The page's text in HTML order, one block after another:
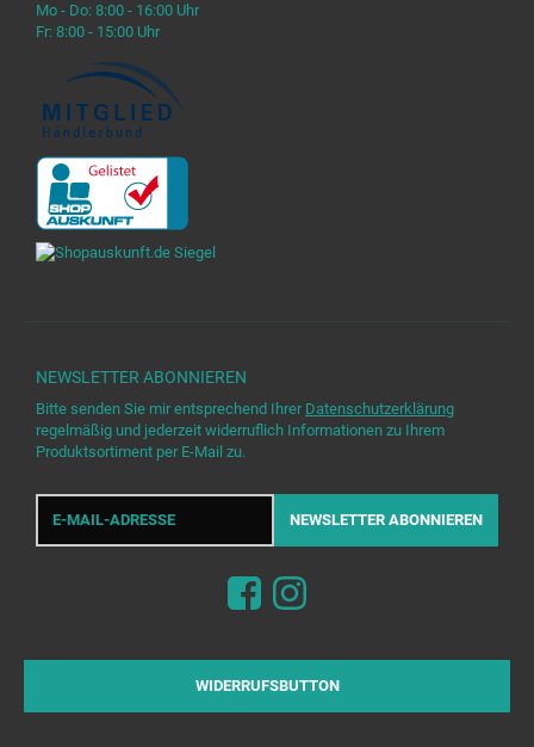
Mo - Do: 8:00 - 16:00 Uhr
Fr: 8:00 - 15:00 Uhr
NEWSLETTER ABONNIEREN
Bitte senden Sie mir entsprechend Ihrer Datenschutzerklärung
regelmäßig und jederzeit widerruflich Informationen zu Ihrem
Produktsortiment per E-Mail zu.
E-
Mail-
NEWSLETTER ABONNIEREN
WIDERRUFSBUTTON